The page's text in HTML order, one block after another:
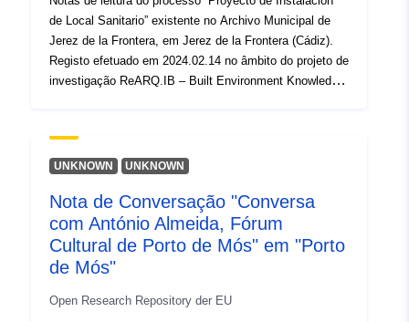
Zugangsrechte: public
Ist Version von: https://doi.org/10.5281/
de Local Sanitario” existente no Archivo Municipal de
Jerez de la Frontera, em Jerez de la Frontera (Cádiz).
Registo efetuado em 2024.02.14 no âmbito do projeto de
investigação ReARQ.IB – Built Environment Knowledge
Iberian Peninsula (1939-1985) (ERC GA949686) e
publicado online em
30085/proyecto-de-instalacion-de-local-sanitario-1953-
54. Dados exportados da plataforma Arquitectura Aqui
(https://arquitecturaaqui.eu), repositório do referido
projeto, em novembro de 2025.
UNKNOWN UNKNOWN
Nota de Conversação "Conversa
com António Almeida, Fórum
Cultural de Porto de Mós" em "Porto
de Mós"
Open Research Repository der EU